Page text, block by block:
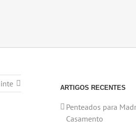
ARTIGOS RECENTES
Penteados para
Casamento